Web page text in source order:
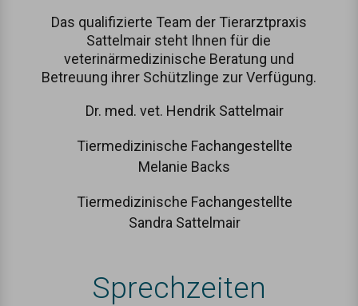
Das qualifizierte Team der Tierarztpraxis
Sattelmair steht Ihnen für die
veterinärmedizinische Beratung und
Betreuung ihrer Schützlinge zur Verfügung.
Dr. med. vet. Hendrik Sattelmair
Tiermedizinische Fachangestellte
Melanie Backs
Tiermedizinische Fachangestellte
Sandra Sattelmair
Sprechzeiten